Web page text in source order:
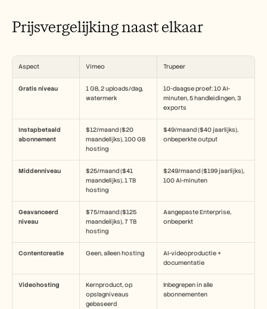
Prijsvergelijking naast elkaar
Aspect Vimeo Trupeer
Gratis niveau
1 GB, 2 uploads/dag,
watermerk
10-daagse proef: 10 AI-
minuten, 5 handleidingen, 3
exports
Instapbetaald
abonnement
$12/maand ($20
maandelijks), 100 GB
hosting
$49/maand ($40 jaarlijks),
onbeperkte output
Middenniveau
$25/maand ($41
maandelijks), 1 TB
hosting
$249/maand ($199 jaarlijks),
100 AI-minuten
Geavanceerd
niveau
$75/maand ($125
maandelijks), 7 TB
hosting
Aangepaste Enterprise,
onbeperkt
Contentcreatie Geen, alleen hosting
AI-videoproductie +
documentatie
Videohosting
Kernproduct, op
opslagniveaus
gebaseerd
Inbegrepen in alle
abonnementen